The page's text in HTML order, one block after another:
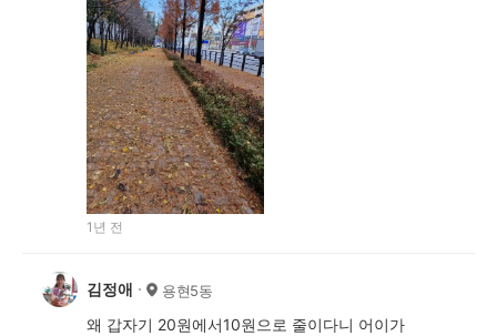
1년 전
김정애 용현5동
왜 갑자기 20원에서10원으로 줄이다니 어이가